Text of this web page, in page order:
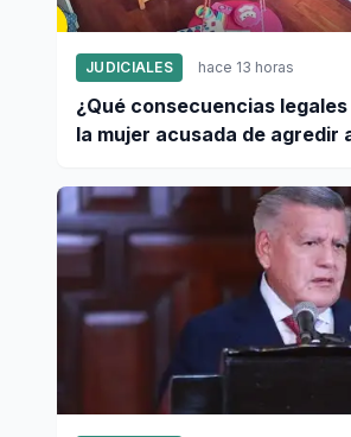
JUDICIALES hace 13 horas
¿Qué consecuencias
la mujer acusada de agredir